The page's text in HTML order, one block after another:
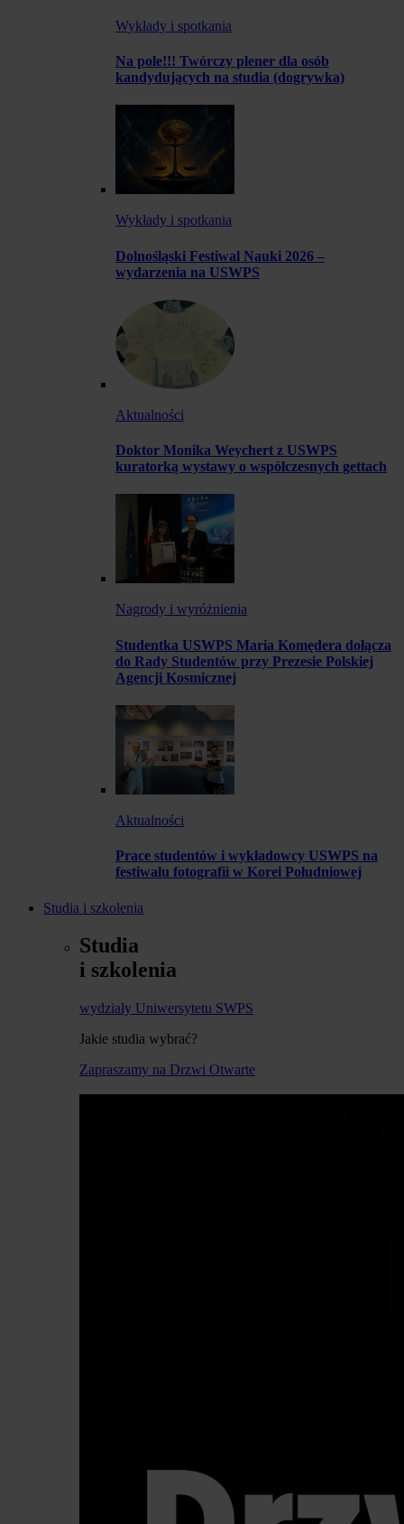
Wykłady i spotkania
Na pole!!! Twórczy plener dla osób
kandydujących na studia (dogrywka)
Wykłady i spotkania
Dolnośląski Festiwal Nauki 2026 –
wydarzenia na USWPS
Aktualności
Doktor Monika Weychert z USWPS
kuratorką wystawy o współczesnych gettach
Nagrody i wyróżnienia
Studentka USWPS Maria Komędera dołącza
do Rady Studentów przy Prezesie Polskiej
Agencji Kosmicznej
Aktualności
Prace studentów i wykładowcy USWPS na
festiwalu fotografii w Korei Południowej
Studia i szkolenia
Studia
i szkolenia
wydziały Uniwersytetu SWPS
Jakie studia wybrać?
Zapraszamy na Drzwi Otwarte